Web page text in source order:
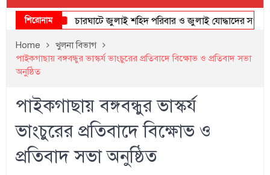
শিরোনামচারঘাটে জুলাই শহিদ পরিবার ও জুলাই যোদ্ধাদের সংবর্ধনা
Home
খুলনা বিভাগ
পাইকগাছায় বঙ্গবন্ধুর ভাস্কর্য ভাংচুরের প্রতিবাদে বিক্ষোভ ও প্রতিবাদ সভা
অনুষ্ঠিত
পাইকগাছায় বঙ্গবন্ধুর ভাস্কর্য
ভাংচুরের প্রতিবাদে বিক্ষোভ ও
প্রতিবাদ সভা অনুষ্ঠিত